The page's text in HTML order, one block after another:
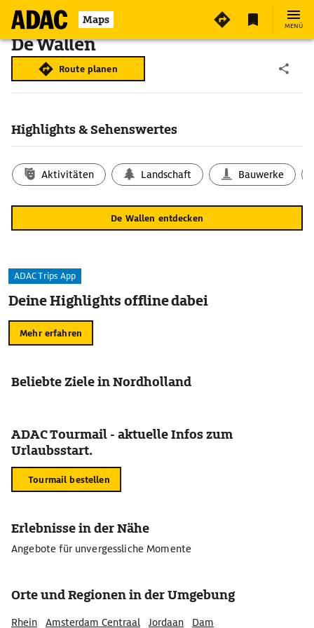
Maps MENÜ
De Wallen
Route planen
Highlights & Sehenswertes
Aktivitäten Landschaft Bauwerke
De Wallen entdecken
ADAC Trips App
Deine Highlights offline dabei
Mehr erfahren
Beliebte Ziele in Nordholland
ADAC Tourmail - aktuelle Infos zum
Urlaubsstart.
Tourmail bestellen
Erlebnisse in der Nähe
Angebote für unvergessliche Momente
Orte und Regionen in der Umgebung
Rhein Amsterdam Centraal Jordaan Dam